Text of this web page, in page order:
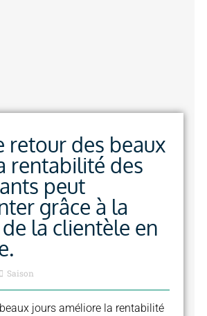
retour des beaux
rentabilité des
peut
grâce à la
la clientèle en
Saison
jours améliore la rentabilité